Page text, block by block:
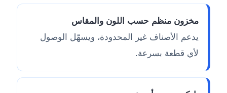
مخزون منظم حسب اللون والمقاس
يدعم الأصناف غير المحدودة، ويسهّل الوصول
لأي قطعة بسرعة.